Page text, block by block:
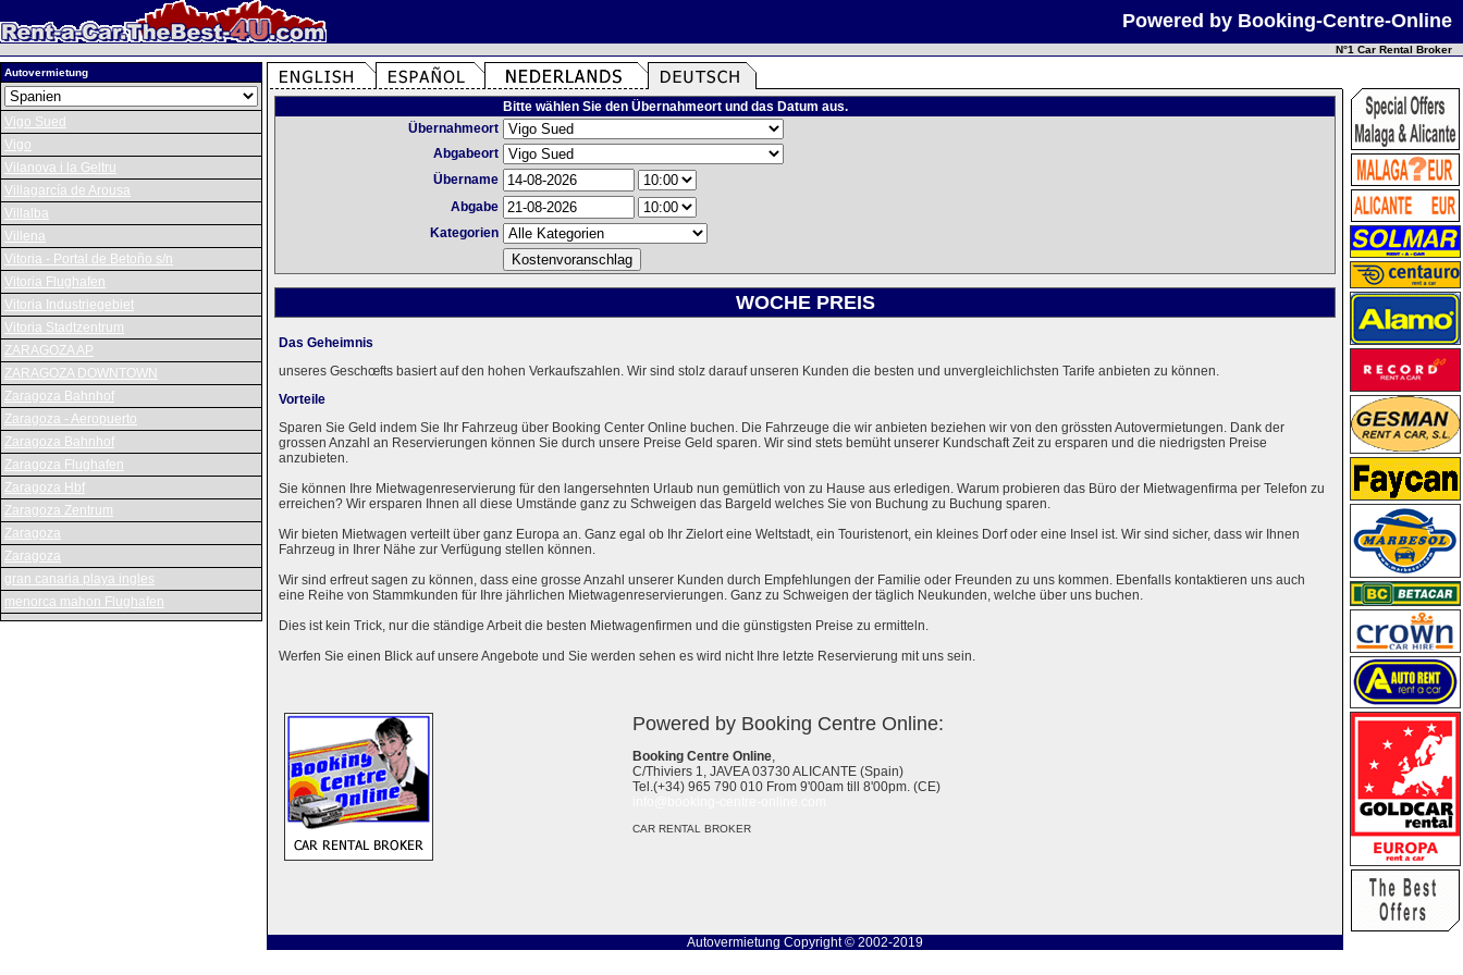
Powered by Booking-Centre-Online
N°1 Car Rental Broker
Autovermietung
Vigo Sued
Vigo
Vilanova i la Geltru
Villagarcía de Arousa
Villalba
Villena
Vitoria - Portal de Betoño s/n
Vitoria Flughafen
Vitoria Industriegebiet
Vitoria Stadtzentrum
ZARAGOZA AP
ZARAGOZA DOWNTOWN
Zaragoza Bahnhof
Zaragoza - Aeropuerto
Zaragoza Bahnhof
Zaragoza Flughafen
Zaragoza Hbf
Zaragoza Zentrum
Zaragoza
Zaragoza
gran canaria playa ingles
menorca mahon Flughafen
Bitte wählen Sie den Übernahmeort und das Datum aus.
Übernahmeort
Abgabeort
Übername
Abgabe
Kategorien
WOCHE PREIS
Das Geheimnis
unseres Geschœfts basiert auf den hohen Verkaufszahlen. Wir sind stolz darauf unseren Kunden die besten und unvergleichlichsten Tarife anbieten zu können.
Vorteile
Sparen Sie Geld indem Sie Ihr Fahrzeug über Booking Center Online buchen. Die Fahrzeuge die wir anbieten beziehen wir von den grössten Autovermietungen. Dank der
grossen Anzahl an Reservierungen können Sie durch unsere Preise Geld sparen. Wir sind stets bemüht unserer Kundschaft Zeit zu ersparen und die niedrigsten Preise
anzubieten.
Sie können Ihre Mietwagenreservierung für den langersehnten Urlaub nun gemütlich von zu Hause aus erledigen. Warum probieren das Büro der Mietwagenfirma per Telefon zu
erreichen? Wir ersparen Ihnen all diese Umstände ganz zu Schweigen das Bargeld welches Sie von Buchung zu Buchung sparen.
Wir bieten Mietwagen verteilt über ganz Europa an. Ganz egal ob Ihr Zielort eine Weltstadt, ein Touristenort, ein kleines Dorf oder eine Insel ist. Wir sind sicher, dass wir Ihnen
Fahrzeug in Ihrer Nähe zur Verfügung stellen können.
Wir sind erfreut sagen zu können, dass eine grosse Anzahl unserer Kunden durch Empfehlungen der Familie oder Freunden zu uns kommen. Ebenfalls kontaktieren uns auch
eine Reihe von Stammkunden für Ihre jährlichen Mietwagenreservierungen. Ganz zu Schweigen der täglich Neukunden, welche über uns buchen.
Dies ist kein Trick, nur die ständige Arbeit die besten Mietwagenfirmen und die günstigsten Preise zu ermitteln.
Werfen Sie einen Blick auf unsere Angebote und Sie werden sehen es wird nicht Ihre letzte Reservierung mit uns sein.
Powered by Booking Centre Online:
Booking Centre Online,
C/Thiviers 1, JAVEA 03730 ALICANTE (Spain)
Tel.(+34) 965 790 010 From 9'00am till 8'00pm. (CE)
CAR RENTAL BROKER
Autovermietung Copyright © 2002-2019